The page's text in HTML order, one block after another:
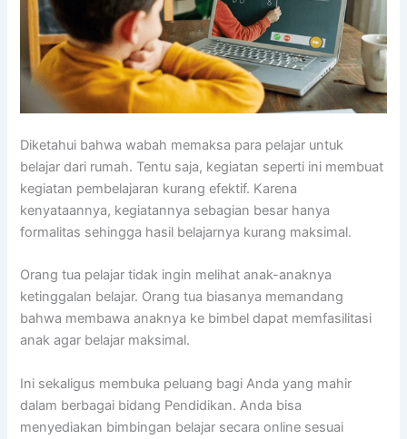
Diketahui bahwa wabah memaksa para pelajar untuk
belajar dari rumah. Tentu saja, kegiatan seperti ini membuat
kegiatan pembelajaran kurang efektif. Karena
kenyataannya, kegiatannya sebagian besar hanya
formalitas sehingga hasil belajarnya kurang maksimal.
Orang tua pelajar tidak ingin melihat anak-anaknya
ketinggalan belajar. Orang tua biasanya memandang
bahwa membawa anaknya ke bimbel dapat memfasilitasi
anak agar belajar maksimal.
Ini sekaligus membuka peluang bagi Anda yang mahir
dalam berbagai bidang Pendidikan. Anda bisa
menyediakan bimbingan belajar secara online sesuai